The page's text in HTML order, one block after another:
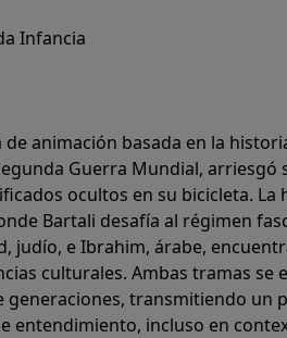
Infancia
de animación basada en la
Guerra Mundial, arriesgó
ocultos en su bicicleta. La
Bartali desafía al régimen
judío, e Ibrahim, árabe,
culturales. Ambas tramas se
transmitiendo un
entendimiento, incluso en